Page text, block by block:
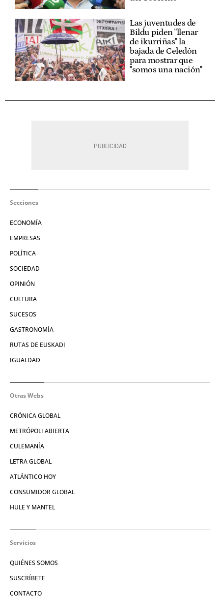
Las juventudes de
Bildu piden "llenar
de ikurriñas" la
bajada de Celedón
para mostrar que
"somos una nación"
Secciones
ECONOMÍA
EMPRESAS
POLÍTICA
SOCIEDAD
OPINIÓN
CULTURA
SUCESOS
GASTRONOMÍA
RUTAS DE EUSKADI
IGUALDAD
Otras Webs
CRÓNICA GLOBAL
METRÓPOLI ABIERTA
CULEMANÍA
LETRA GLOBAL
ATLÁNTICO HOY
CONSUMIDOR GLOBAL
HULE Y MANTEL
Servicios
QUIÉNES SOMOS
SUSCRÍBETE
CONTACTO